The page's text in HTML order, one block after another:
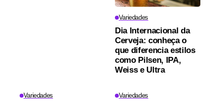
Variedades
Dia Internacional da
Cerveja: conheça o
que diferencia estilos
como Pilsen, IPA,
Weiss e Ultra
Variedades Variedades